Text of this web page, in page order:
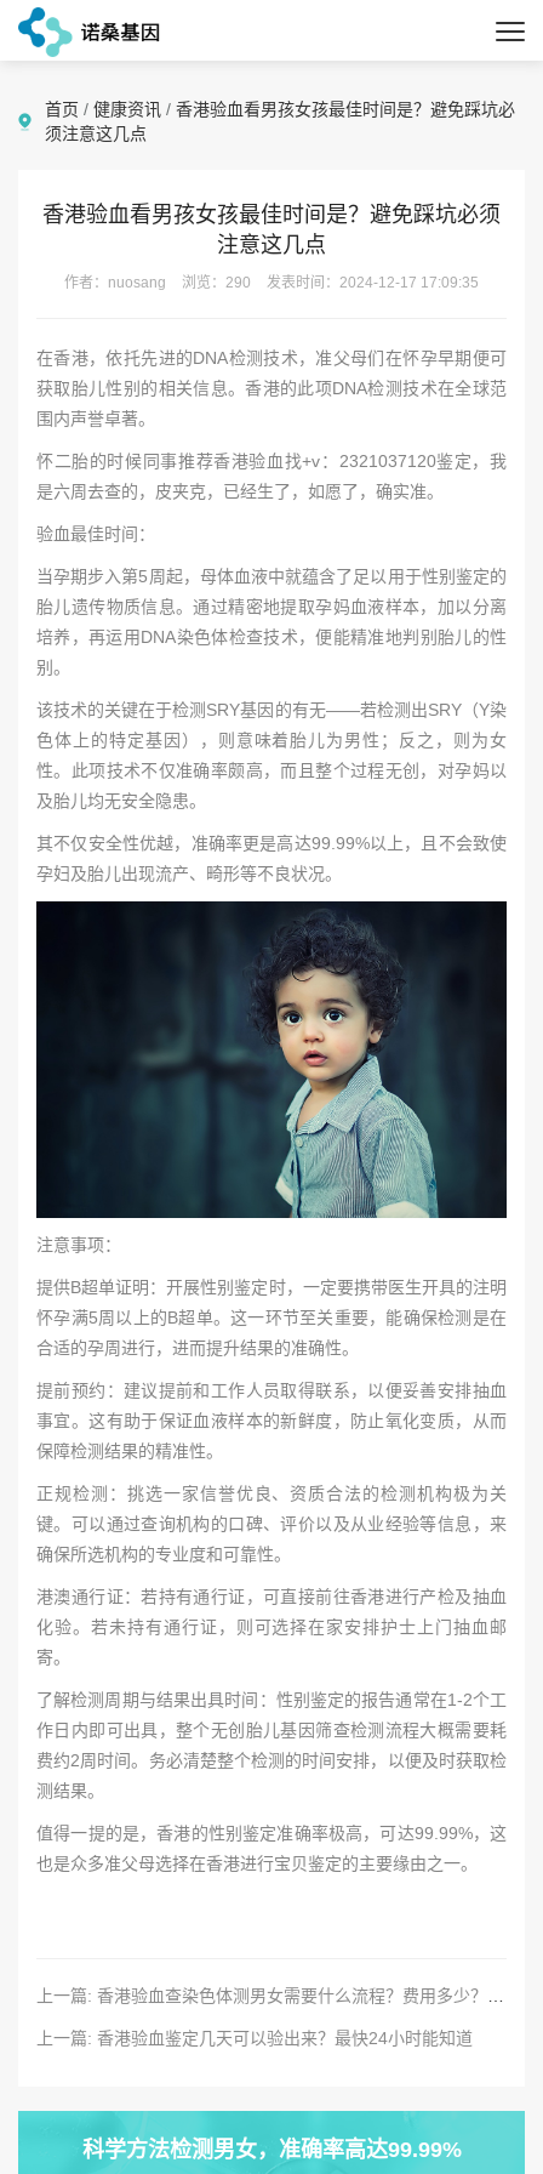
首页 / 健康资讯 / 香港验血看男孩女孩最佳时间是？避免踩坑必
须注意这几点
香港验血看男孩女孩最佳时间是？避免踩坑必须
注意这几点
作者：nuosang 浏览：290 发表时间：2024-12-17 17:09:35
在香港，依托先进的DNA检测技术，准父母们在怀孕早期便可
获取胎儿性别的相关信息。香港的此项DNA检测技术在全球范
围内声誉卓著。
怀二胎的时候同事推荐香港验血找+v：2321037120鉴定，我
是六周去查的，皮夹克，已经生了，如愿了，确实准。
验血最佳时间：
当孕期步入第5周起，母体血液中就蕴含了足以用于性别鉴定的
胎儿遗传物质信息。通过精密地提取孕妈血液样本，加以分离
培养，再运用DNA染色体检查技术，便能精准地判别胎儿的性
别。
该技术的关键在于检测SRY基因的有无——若检测出SRY（Y染
色体上的特定基因），则意味着胎儿为男性；反之，则为女
性。此项技术不仅准确率颇高，而且整个过程无创，对孕妈以
及胎儿均无安全隐患。
其不仅安全性优越，准确率更是高达99.99%以上，且不会致使
孕妇及胎儿出现流产、畸形等不良状况。
注意事项：
提供B超单证明：开展性别鉴定时，一定要携带医生开具的注明
怀孕满5周以上的B超单。这一环节至关重要，能确保检测是在
合适的孕周进行，进而提升结果的准确性。
提前预约：建议提前和工作人员取得联系，以便妥善安排抽血
事宜。这有助于保证血液样本的新鲜度，防止氧化变质，从而
保障检测结果的精准性。
正规检测：挑选一家信誉优良、资质合法的检测机构极为关
键。可以通过查询机构的口碑、评价以及从业经验等信息，来
确保所选机构的专业度和可靠性。
港澳通行证：若持有通行证，可直接前往香港进行产检及抽血
化验。若未持有通行证，则可选择在家安排护士上门抽血邮
寄。
了解检测周期与结果出具时间：性别鉴定的报告通常在1-2个工
作日内即可出具，整个无创胎儿基因筛查检测流程大概需要耗
费约2周时间。务必清楚整个检测的时间安排，以便及时获取检
测结果。
值得一提的是，香港的性别鉴定准确率极高，可达99.99%，这
也是众多准父母选择在香港进行宝贝鉴定的主要缘由之一。
上一篇: 香港验血鉴定几天可以验出来？最快24小时能知道
科学方法检测男女，准确率高达99.99%